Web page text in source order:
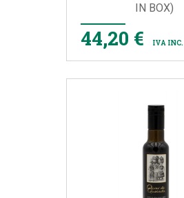
IN BOX)
44,20 € IVA INC.